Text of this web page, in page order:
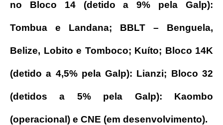
no Bloco 14 (detido a 9% pela Galp):
Tombua e Landana; BBLT – Benguela,
Belize, Lobito e Tomboco; Kuíto; Bloco 14K
(detido a 4,5% pela Galp): Lianzi; Bloco 32
(detidos a 5% pela Galp): Kaombo
(operacional) e CNE (em desenvolvimento).